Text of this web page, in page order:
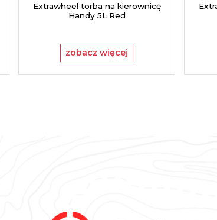
Extrawheel torba na kierownicę
Handy 5L Red
zobacz więcej